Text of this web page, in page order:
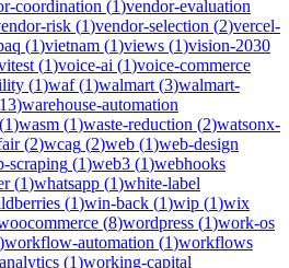
coordination (1)vendor-evaluation
risk (1)vendor-selection (2)vercel-
(1)vietnam (1)views (1)vision-2030
(1)voice-ai (1)voice-commerce
(1)waf(1)walmart (3)walmart-
13)warehouse-automation
(1)wasm (1)waste-reduction (2)watsonx-
(2)wcag (2)web (1)web-design
scraping (1)web3 (1)webhooks
(1)whatsapp (1)white-label
(1)win-back (1)wip (1)wix
(8)wordpress (1)work-os
)workflow-automation (1)workflows
(1)working-capital